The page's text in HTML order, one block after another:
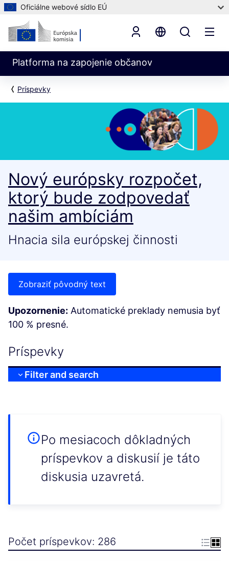
Oficiálne webové sídlo EÚ
Platforma na zapojenie občanov
Príspevky
Nový európsky rozpočet,
ktorý bude zodpovedať
našim ambíciám
Hnacia sila európskej činnosti
Zobraziť pôvodný text
Upozornenie: Automatické preklady nemusia byť
100 % presné.
Príspevky
Filter and search
Po mesiacoch dôkladných
príspevkov a diskusií je táto
diskusia uzavretá.
Počet príspevkov: 286